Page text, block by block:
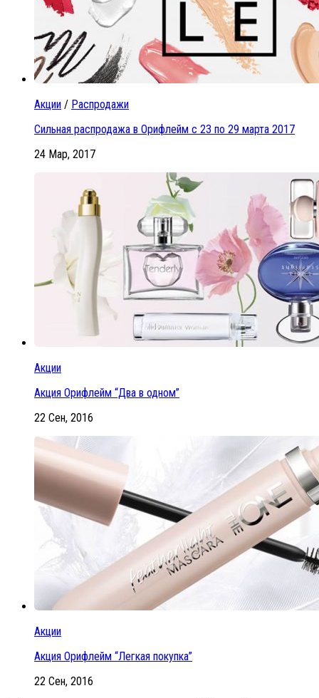
Акции / Распродажи
Сильная распродажа в Орифлейм с 23 по 29 марта 2017
24 Мар, 2017
Акции
Акция Орифлейм “Два в одном”
22 Сен, 2016
Акции
Акция Орифлейм “Легкая покупка”
22 Сен, 2016